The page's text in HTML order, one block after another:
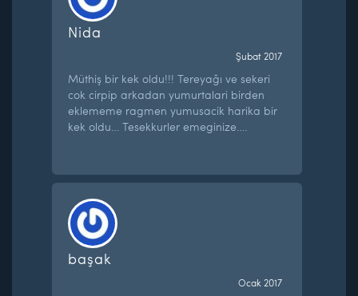
Nida
Şubat 2017
Müthiş bir kek oldu!!! Tereyağı ve sekeri
cok cirpip arkadan yumurtalari birden
eklememe ragmen yumusacik harika bir
kek oldu… Tesekkurler emeginize….
başak
Ocak 2017